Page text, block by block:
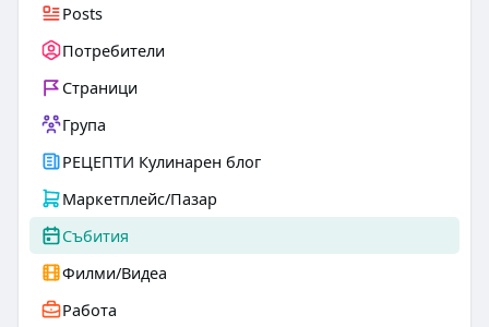
Posts
Потребители
Страници
Група
РЕЦЕПТИ Кулинарен блог
Маркетплейс/Пазар
Събития
Филми/Видеа
Работа